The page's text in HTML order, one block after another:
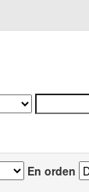
En orden